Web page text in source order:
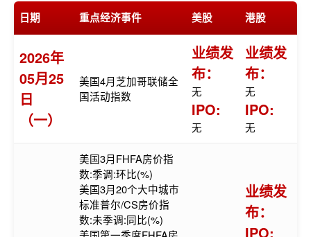
日期 重点经济事件 美股 港股
2026年
05月25
日
（一）
美国4月芝加哥联储全
国活动指数
业绩发
布：
无
IPO:
无
业绩发
布：
无
IPO:
无
美国3月FHFA房价指
数:季调:环比(%)
美国3月20个大中城市
标准普尔/CS房价指
数:未季调:同比(%)
业绩发
布：
IPO: